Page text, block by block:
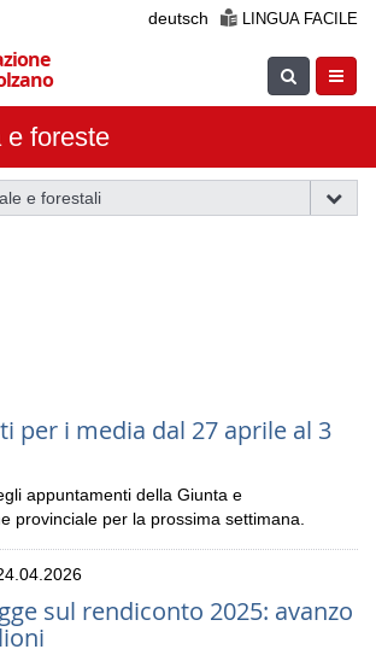
deutsch LINGUA FACILE
Suche
e foreste
e forestali
per i media dal 27 aprile al 3
appuntamenti della Giunta e
provinciale per la prossima settimana.
sul rendiconto 2025: avanzo